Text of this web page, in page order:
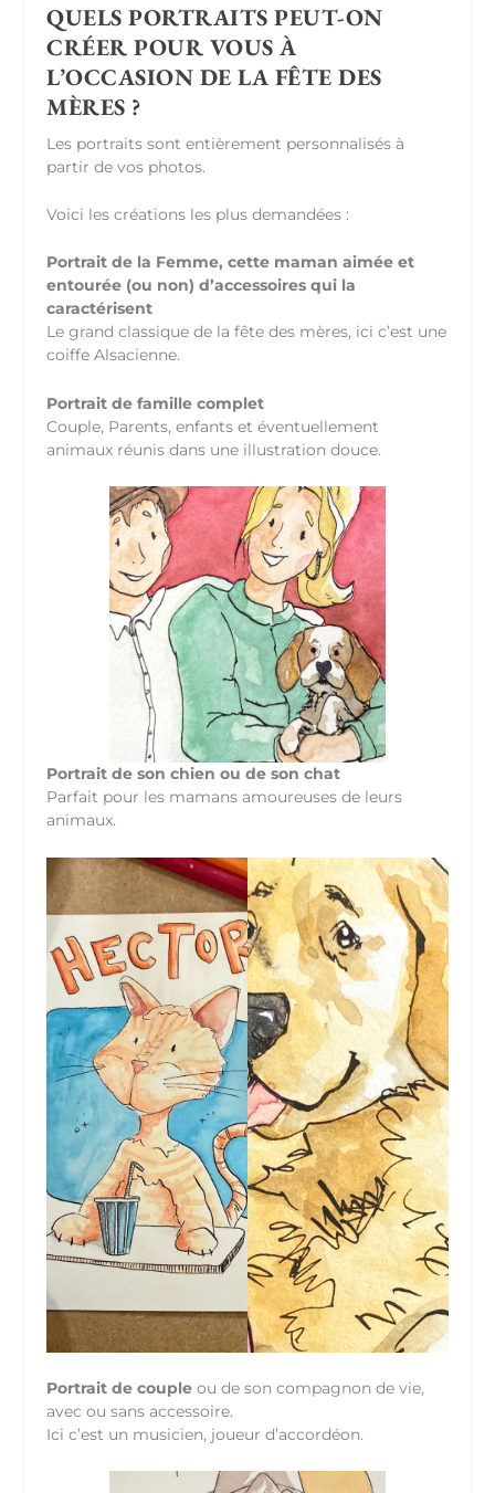
QUELS PORTRAITS PEUT-ON
CRÉER POUR VOUS À
L’OCCASION DE LA FÊTE DES
MÈRES ?
Les portraits sont entièrement personnalisés à
partir de vos photos.
Voici les créations les plus demandées :
Portrait de la Femme, cette maman aimée et
entourée (ou non) d’accessoires qui la
caractérisent
Le grand classique de la fête des mères, ici c’est une
coiffe Alsacienne.
Portrait de famille complet
Couple, Parents, enfants et éventuellement
animaux réunis dans une illustration douce.
Portrait de son chien ou de son chat
Parfait pour les mamans amoureuses de leurs
animaux.
Portrait de couple ou de son compagnon de vie,
avec ou sans accessoire.
Ici c’est un musicien, joueur d’accordéon.